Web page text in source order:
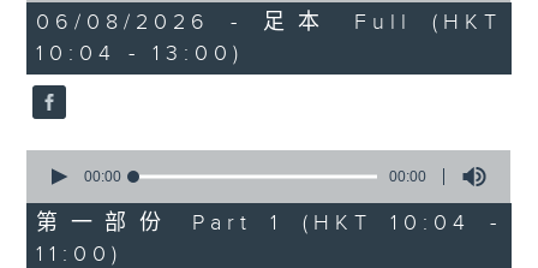
1100-1200
《好玩医学》
嘉宾：蔡森洪医生（骨科专科医生）
1200-1300
《香江私房菜》
0
seconds
06/08/2026 - 足本 Full (HKT
10:04 - 13:00)
seconds
0
seconds
00:00 00:00
第一部份 Part 1 (HKT 10:04 -
11:00)